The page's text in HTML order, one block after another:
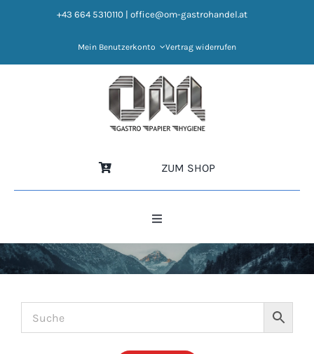
+43 664 5310110 office@om-gastrohandel.at
Mein Benutzerkonto Vertrag widerrufen
ZUM SHOP
Toggle
HOME
NEWS